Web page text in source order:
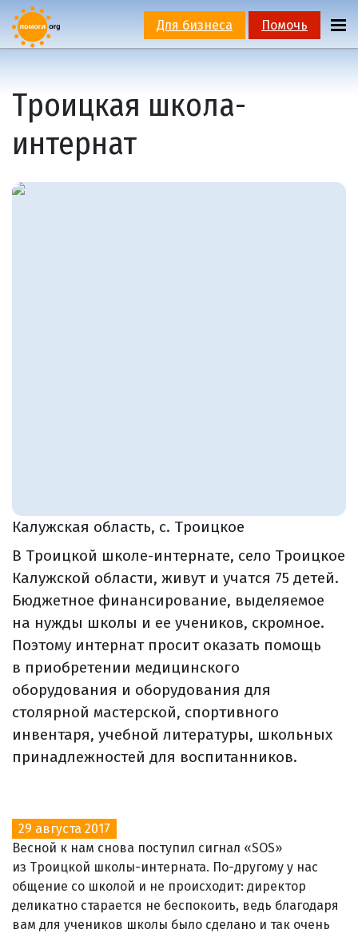
Для бизнеса Помочь
Троицкая школа-
интернат
Калужская область, с. Троицкое
В Троицкой школе-интернате, село Троицкое
Калужской области, живут и учатся 75 детей.
Бюджетное финансирование, выделяемое
на нужды школы и ее учеников, скромное.
Поэтому интернат просит оказать помощь
в приобретении медицинского
оборудования и оборудования для
столярной мастерской, спортивного
инвентаря, учебной литературы, школьных
принадлежностей для воспитанников.
29 августа 2017
Весной к нам снова поступил сигнал «SOS»
из Троицкой школы-интерната. По-другому у нас
общение со школой и не происходит: директор
деликатно старается не беспокоить, ведь благодаря
вам для учеников школы было сделано и так очень